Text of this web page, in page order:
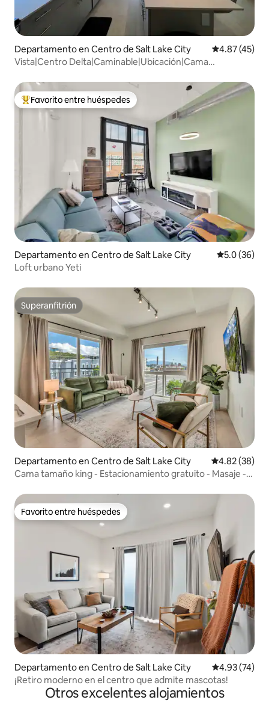
Departamento en Centro de Salt Lake City Calificación
4.87 (45)
Vista|Centro Delta|Caminable|Ubicación|Cama
De los mejores en Favorito entre huéspedes
Favorito entre huéspedes
Departamento en Centro de Salt Lake City Calificación
5.0 (36)
Loft urbano Yeti
Superanfitrión
Superanfitrión
Departamento en Centro de Salt Lake City Calificación
4.82 (38)
Cama tamaño king - Estacionamiento gratuito - Masaje -
Favorito entre huéspedes
Favorito entre huéspedes
Departamento en Centro de Salt Lake City Calificación
4.93 (74)
¡Retiro moderno en el centro que admite mascotas!
Otros excelentes alojamientos